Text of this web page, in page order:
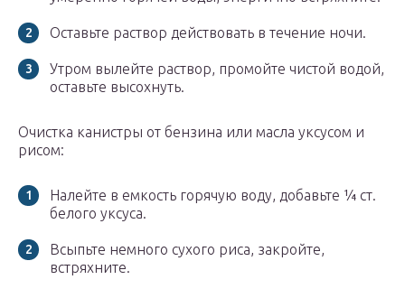
Оставьте раствор действовать в течение ночи.
Утром вылейте раствор, промойте чистой водой,
оставьте высохнуть.
Очистка канистры от бензина или масла уксусом и
рисом:
Налейте в емкость горячую воду, добавьте ¼ ст.
белого уксуса.
Всыпьте немного сухого риса, закройте,
встряхните.